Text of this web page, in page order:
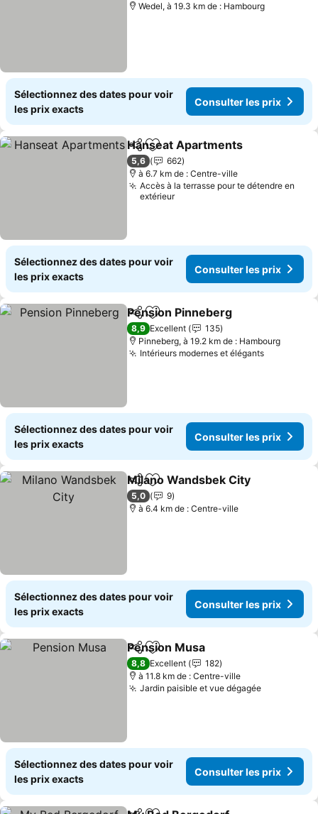
Wedel, à 19.3 km de : Hambourg
Sélectionnez des dates pour voir
les prix exacts
Consulter les prix
PartagerAjouter à mes favoris
Hanseat Apartments
5,6
662
à 6.7 km de : Centre-ville
Accès à la terrasse pour te détendre en
extérieur
Sélectionnez des dates pour voir
les prix exacts
Consulter les prix
PartagerAjouter à mes favoris
Pension Pinneberg
8,9 Excellent
135
Pinneberg, à 19.2 km de : Hambourg
Intérieurs modernes et élégants
Sélectionnez des dates pour voir
les prix exacts
Consulter les prix
PartagerAjouter à mes favoris
Milano Wandsbek City
5,0
9
à 6.4 km de : Centre-ville
Sélectionnez des dates pour voir
les prix exacts
Consulter les prix
PartagerAjouter à mes favoris
Pension Musa
8,8 Excellent
182
à 11.8 km de : Centre-ville
Jardin paisible et vue dégagéeConsulter
Sélectionnez des dates pour voir
les prix exacts
Consulter les prix